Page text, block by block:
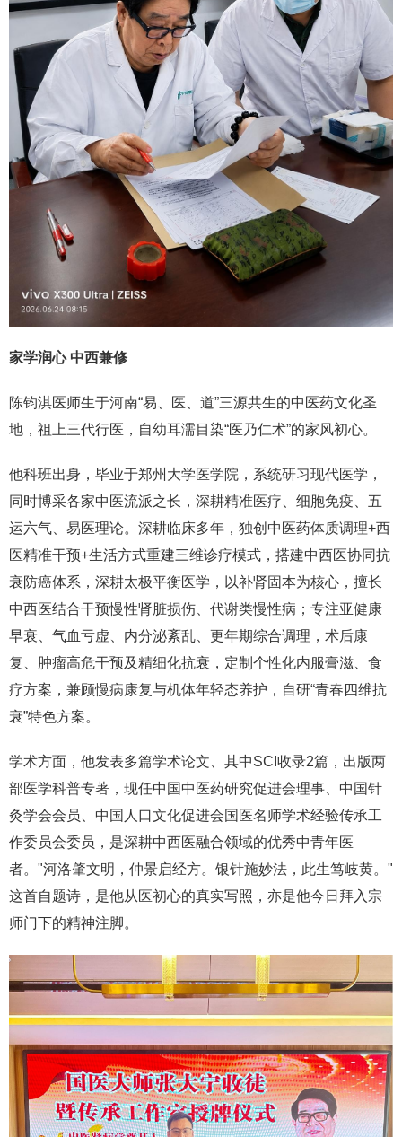
家学润心 中西兼修
陈钧淇医师生于河南“易、医、道”三源共生的中医药文化圣
地，祖上三代行医，自幼耳濡目染“医乃仁术”的家风初心。
他科班出身，毕业于郑州大学医学院，系统研习现代医学，
同时博采各家中医流派之长，深耕精准医疗、细胞免疫、五
运六气、易医理论。深耕临床多年，独创中医药体质调理+西
医精准干预+生活方式重建三维诊疗模式，搭建中西医协同抗
衰防癌体系，深耕太极平衡医学，以补肾固本为核心，擅长
中西医结合干预慢性肾脏损伤、代谢类慢性病；专注亚健康
早衰、气血亏虚、内分泌紊乱、更年期综合调理，术后康
复、肿瘤高危干预及精细化抗衰，定制个性化内服膏滋、食
疗方案，兼顾慢病康复与机体年轻态养护，自研“青春四维抗
衰”特色方案。
学术方面，他发表多篇学术论文、其中SCI收录2篇，出版两
部医学科普专著，现任中国中医药研究促进会理事、中国针
灸学会会员、中国人口文化促进会国医名师学术经验传承工
作委员会委员，是深耕中西医融合领域的优秀中青年医
者。"河洛肇文明，仲景启经方。银针施妙法，此生笃岐黄。"
这首自题诗，是他从医初心的真实写照，亦是他今日拜入宗
师门下的精神注脚。